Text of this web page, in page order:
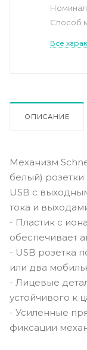
Способ
Все
ОПИСАНИЕ
Механизм
белый)
USB с
тока и
- Пластик с
обеспечивает
- USB розетка
или два
- Лицевые
устойчивого к
- Усиленные
фиксации